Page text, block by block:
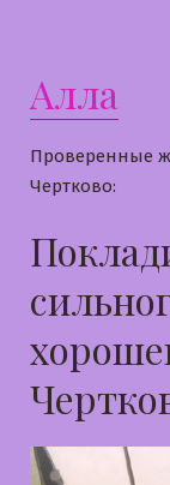
Алла
Проверенные
Чертково: